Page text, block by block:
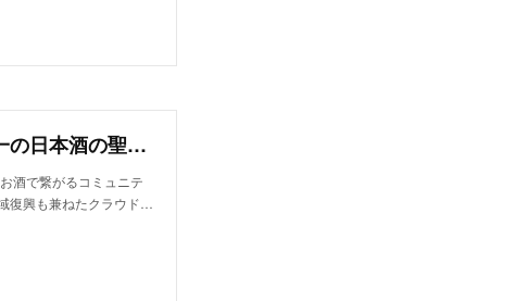
お酒で繋がるコミュニティスポット、世界一の日本酒の聖地に『灘五郷酒所』が誕生！地域復興も兼ねたクラウドファンディングを開始
酒で繋がるコミュニテ
復興も兼ねたクラウド…